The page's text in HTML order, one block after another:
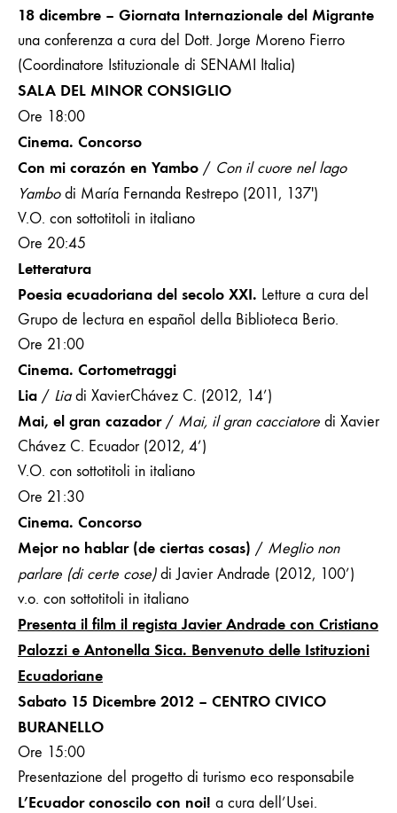
18 dicembre – Giornata Internazionale del Migrante
una conferenza a cura del
Dott. Jorge Moreno Fierro
(Coordinatore Istituzionale di SENAMI Italia)
SALA DEL MINOR CONSIGLIO
Ore 18:00
Cinema. Concorso
Con mi corazón en Yambo / Con il cuore nel lago
Yambo di María Fernanda Restrepo (2011, 137′)
V.O. con sottotitoli in italiano
Ore 20:45
Letteratura
Poesia ecuadoriana del secolo XXI. Letture a cura del
Grupo de lectura en español della Biblioteca Berio.
Ore 21:00
Cinema. Cortometraggi
Lia / Lia di XavierChávez C. (2012, 14’)
Mai, el gran cazador / Mai, il gran cacciatore di Xavier
Chávez C. Ecuador (2012, 4’)
V.O. con sottotitoli in italiano
Ore 21:30
Cinema. Concorso
Mejor no hablar (de ciertas cosas) / Meglio non
parlare (di certe cose) di Javier Andrade (2012, 100’)
v.o. con sottotitoli in italiano
Presenta il film il regista Javier Andrade con Cristiano
Palozzi e Antonella Sica. Benvenuto delle Istituzioni
Ecuadoriane
Sabato 15 Dicembre 2012 – CENTRO CIVICO
BURANELLO
Ore 15:00
Presentazione del progetto di turismo eco responsabile
L’Ecuador conoscilo con noi! a cura dell’Usei.